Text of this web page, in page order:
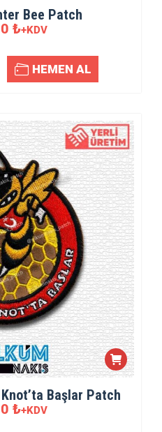
Bee Patch
₺+KDV
HEMEN AL
Başlar Patch
₺+KDV